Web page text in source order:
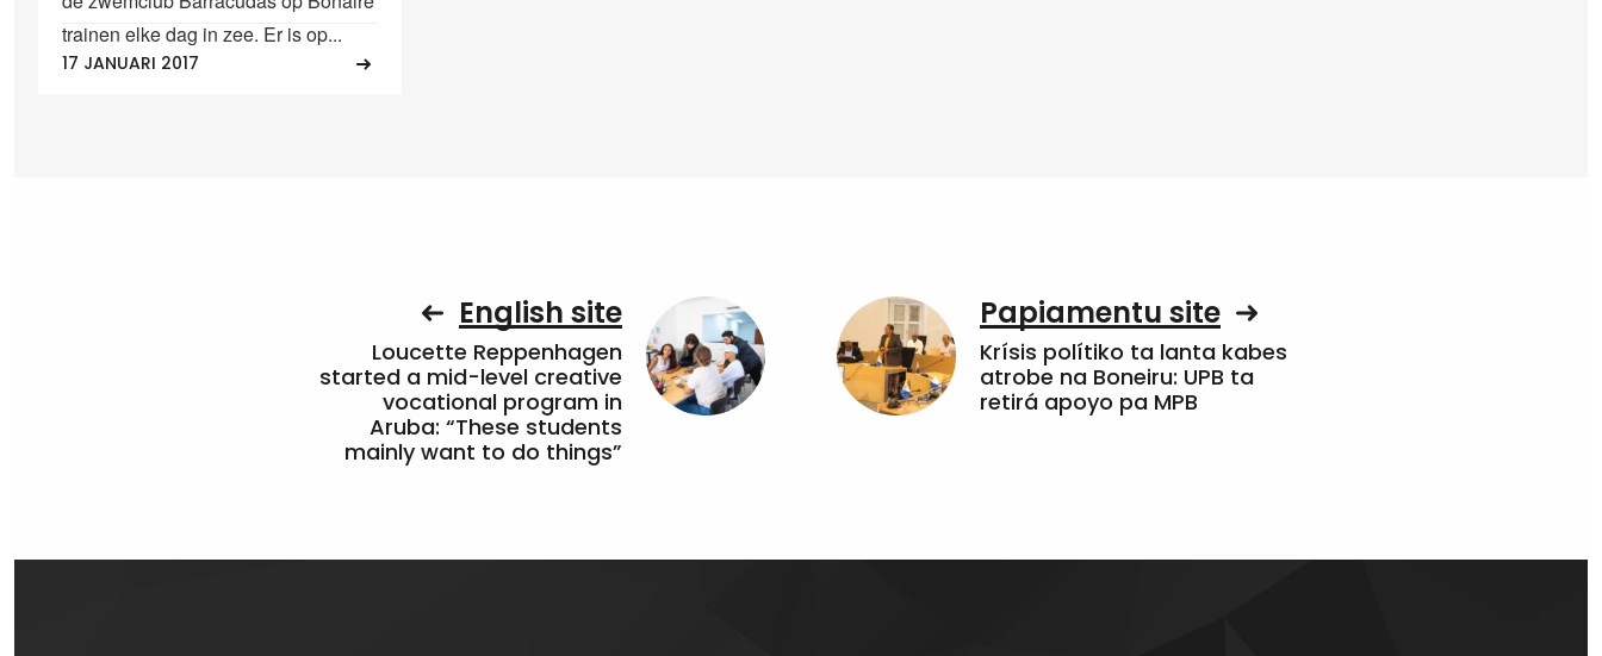
trainen elke dag in zee. Er is op...
17 JANUARI 2017
English site
Loucette Reppenhagen
started a mid-level creative
vocational program in
Aruba: “These students
mainly want to do things”
Papiamentu site
Krísis polítiko ta lanta kabes
atrobe na Boneiru: UPB ta
retirá apoyo pa MPB